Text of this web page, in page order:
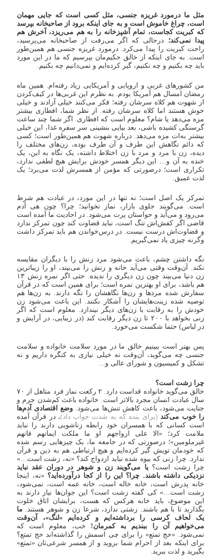
مثل ما درمورد غریزه جنسی، مثل کسی است که جایی مهمان
است، چراغ خاموش است و به جای اینکه برود از صاحبخانه بپرسد
که کبریت کجاست، تمام آشپزخانه را به هم می‌ریزد، آخرش هم
پیدا نمی‌کند؛ درحالی که اگر می‌رفت از صاحبخانه می‌پرسید،
راحت کبریت را پیدا می‌کرد. درمورد غریزه جنسی هم همین‌طور
است. به جای اینکه از خالق حکیم‌مان بپرسیم که ما در این مورد
باید چه بکنیم و چه نکنیم، گیر کرده‌ایم و نمی‌دانیم چه بکنیم.
من کشورهای غربی و اروپایی و آمریکایی زیاد رفته‌ام. همین ماه
رمضان امسال هم آمریکا بودم. به نظرم این غربی‌ها در کیف‌کردن
از شهوت هم کلاه سرشان رفته؛ فکر می‌کنند خیلی آزادند و خیلی
خوش هستند اما کلاه سرشان رفته. از نظر شما، افطاری بیشتر
مزه می‌دهد یا شام؟ معلوم است که افطاری. اگر شما چند ساعت
گرسنگی کشیده باشی، بعد بیایی بنشینی سر سفره غذا، این خیلی
بیشتر به‌ات مزه می‌دهد. درباره شهوت هم همین‌طور است؛ کسی
که دائم نگاهش این طرف و آن طرف بوده، زن‌های مختلف را
دیده، زن با مرد و مرد با زن اختلاط داشته، یک نگاه به این، یک
خنده به آن و… این دیگر همسر خودش برایش هیچ لطفی ندارد،
تکراری است؛ درصورتی که مؤمن از همسرش لذت می‌برد؛ یک
لذت عمیق.
تمرکز یک اصل است؛ نه تنها در این مورد، در عبادت هم شرط
است. می‌گویند جلوی بازار، نماز نخوانید؛ چرا؟ چون هی آدم
می‌رود و می‌آید و حواستان پرت می‌شود. در احادیث ما آمده است
قاضی اگر کفش‌اش تنگ است، نباید قضاوت کند چون تمرکز ندارد
و قضاوت‌اش درست نیست. در درس‌خواندن هم باید تمرکز داشت
وگرنه چیزی یاد نمی‌گیریم.
نگه داشتن چشم، باعث می‌شود مرد زنش را با دیگران مقایسه
نکند. آن‌وقت وقتی می‌آید خانه و زنش را می‌بیند، ‌او را زیباترین
زن دنیا می‌بیند چون زن دیگری را ندیده. حتی اگر نمره زنش ۱۳
هم باشد، برای او بهترین نمره است؛ برای همین است که در قرآن
سفارش شده مردها و زن‌ها نگاهشان را نگه دارند. به زن‌ها هم
توصیه شده زینت‌هایشان را آشکار نکنند. این باعث می‌شود زن
خودش را به رقابت با زن‌های دیگر نیندازد. معلوم است که اگر
زنی بخواهد با ۲۰۰ تا زن دیگر رقابت کند (در زیبایی، در آرایش و
در لباس) حتما شکست می‌خورد.
پس بهتر است ببینیم خالق ما در مورد سلامت خانواده و سلامت
جنسی چه می‌گوید، آن‌وقت نه خیلی نیازی به کنگره داریم و نه
تشکل و کمیسیون و شورای عالی و…
چرا زشت است؟
خالق می‌گوید خانواده قداست دارد. ۲ رکعت نماز فرد متاهل از ۷۰
سال عبادت انسان مجرد بالاتر است. خانواده باعث کم‌شدن جرم و
جنایت می‌شود، باعث کاهش تنش‌ها می‌شود.وضع اقتصادی آدم‌ها
را خوب می‌کند (برای بنده که به شدت جواب داد). در قرآن آمده
است کسانی که با همسران خود رابطه زناشویی دارند را نباید
ملامت کرد؛ «الا علی ازواجهم او ما ملکت ایمانهم فانهم
غیرملومین»؛ درصورتی که در جامعه ما، یک چیزهایی رسم شده
که خودمان تویش گیر کرده‌ایم و هیچ ارتباطی هم به دین و قرآن
ندارد. چرا زنی که بیوه شده نباید ازدواج کند؟ «نه، زشت است…»
چرا زشت است؟یا می‌گویند زن و شوهر در دوران عقد نباید
نزدیکی داشته باشند. چرا؟ این را از کجا درآورده‌اید؟«نه، اینجا
خانه پدرش است، خانه خاله است، خانه عمه است، نمی‌شود،
زشت است…» کی گفته زشت است؟ این جوان‌ها نیاز دارند به
این موضوع، باید خانه هرکس که هست، برایشان اتاق خلوت
بگذارید تا با هم باشند. زشتی ندارد، شرعا زن و شوهر هستند. ما
یک لحاف کرسی را برداشته‌ایم و کرده‌ایم «لنگ»، آن‌وقت
می‌خواهیم آن را ببندیم به کمرمان! خب، معلوم است که
نمی‌شود. «حج تمتع» را برای چی اسمش را گذاشته‌اند حج تمتع؟
برای اینکه بعد از احرام شما بروید و از همسر شرعی‌تان «تمتع»
بگیرید و لذت ببرید.